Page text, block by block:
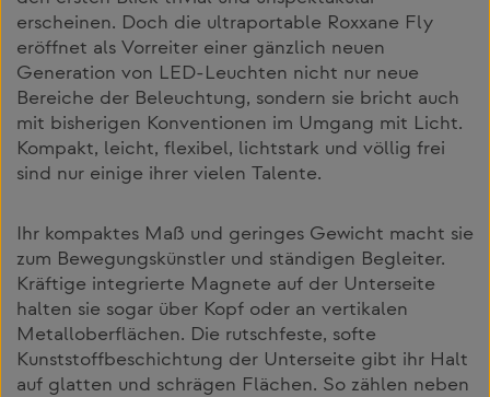
erscheinen. Doch die ultraportable Roxxane Fly
eröffnet als Vorreiter einer gänzlich neuen
Generation von LED-Leuchten nicht nur neue
Bereiche der Beleuchtung, sondern sie bricht auch
mit bisherigen Konventionen im Umgang mit Licht.
Kompakt, leicht, flexibel, lichtstark und völlig frei
sind nur einige ihrer vielen Talente. ­
Ihr kompaktes Maß und geringes Gewicht macht sie
zum Bewegungskünstler und ständigen Begleiter.
Kräftige integrierte Magnete auf der Unterseite
halten sie sogar über Kopf oder an vertikalen
Metalloberflächen. Die rutschfeste, softe
Kunststoffbeschichtung der Unterseite gibt ihr Halt
auf glatten und schrägen Flächen. So zählen neben